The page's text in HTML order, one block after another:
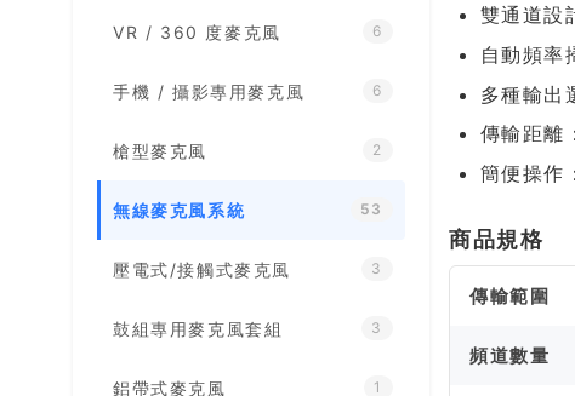
VR / 360 度麥克風 6
手機 / 攝影專用麥克風 6
槍型麥克風 2
無線麥克風系統 53
壓電式/接觸式麥克風 3
鼓組專用麥克風套組 3
鋁帶式麥克風 1
雙通道設
自動頻率
多種輸出
傳輸距離
簡便操作
商品規格
傳輸範圍
頻道數量